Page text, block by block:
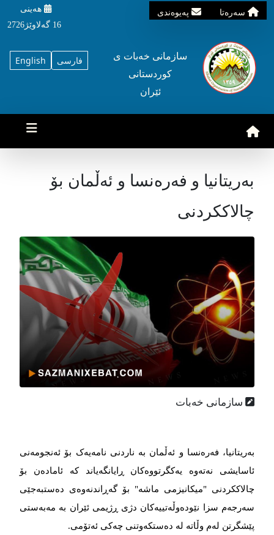
سه‌ره‌تا په‌یوه‌ندی
هه‌ینی
16 گه‌لاوێژ2726
English فارسی
سازمانی خه‌بات ی
کوردستانی
ئێران
بەریتانیا و فەرەنسا و ئەڵمان بۆ
چالاککردنی
سازمانی خەبات
بەریتانیا، فەرەنسا و ئەڵمان بە ناردنی نامەیەک بۆ ئەنجومەنی
ئاسایشی نەتەوە یەکگرتووەکان ڕایانگەیاند کە ئامادەن بۆ
چالاککردنی "میکانیزمی ماشە" بۆ گەڕاندنەوەی دەستبەجێی
سەرجەم سزا نێودەوڵەتییەکان دژی ڕژیمی ئێران بە مەبەستی
پێشگرتن لەم وڵاتە لە دەستکەوتنی چەکی ئەتۆمی.